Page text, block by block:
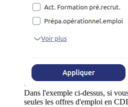
Dans l'exemple ci-dessus, si
seules les offres d'emploi en